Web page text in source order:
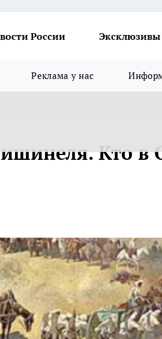
России Эксклюзивы
Реклама у нас
Кто в